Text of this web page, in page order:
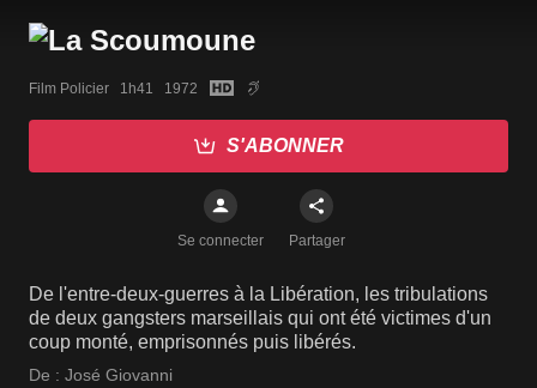
Film Policier   1h41   1972
S'ABONNER
Se connecter Partager
De l'entre-deux-guerres à la Libération, les tribulations
de deux gangsters marseillais qui ont été victimes d'un
coup monté, emprisonnés puis libérés.
De : José Giovanni